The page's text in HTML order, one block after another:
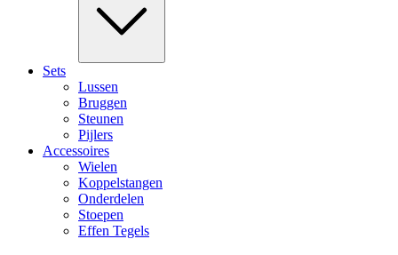
Sets
Lussen
Bruggen
Steunen
Pijlers
Accessoires
Wielen
Koppelstangen
Onderdelen
Stoepen
Effen Tegels